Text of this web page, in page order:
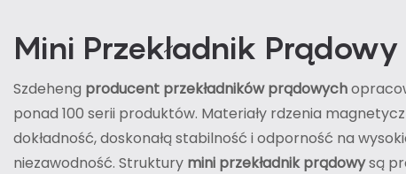
Mini Przekładnik Prądowy
Szdeheng producent przekładników prądowych
ponad 100 serii produktów. Materiały rdzenia
dokładność, doskonałą stabilność i odporność na
niezawodność. Struktury mini przekładnik prądowysą